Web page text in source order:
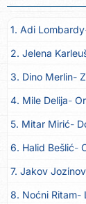
11. Meliha
12. Tereza
13. Kopito Ka´
14. Alen Polić
15. Oliver
16. Klapa Kaše
17. Grupa
18. Ljupka
19. Grupa 777
1. Adi Lombardy
2. Jelena
3. Dino Merlin
4. Mile Delija
5. Mitar Mirić
6. Halid Bešlić
7. Jakov
8. Noćni Ritam